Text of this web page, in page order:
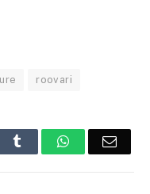
roovari
Tumblr WhatsAppEmail